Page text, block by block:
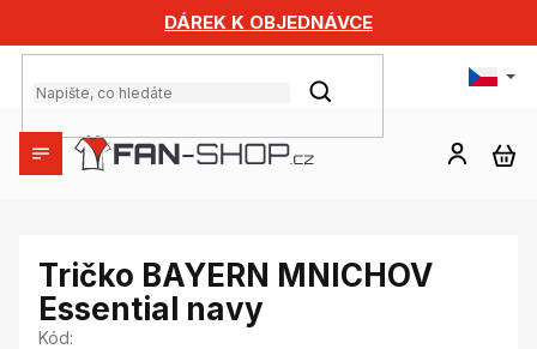
obsah
DÁREK K OBJEDNÁVCE
HLEDAT
Tričko BAYERN MNICHOV
Essential navy
Kód: